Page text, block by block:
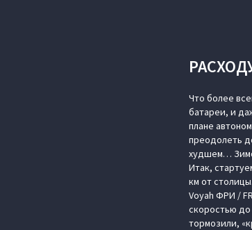
Что более
батареи, и
плане
преодолеть
худшем…
Итак,
км от
Voyah ФРИ /
скоростью
тормозили,